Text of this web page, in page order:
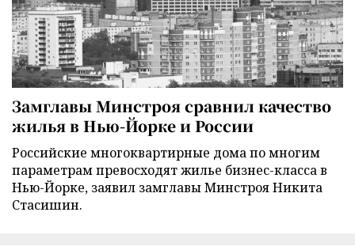
Замглавы Минстроя сравнил качество
жилья в Нью-Йорке и России
Российские многоквартирные дома по многим
параметрам превосходят жилье бизнес-класса в
Нью-Йорке, заявил замглавы Минстроя Никита
Стасишин.